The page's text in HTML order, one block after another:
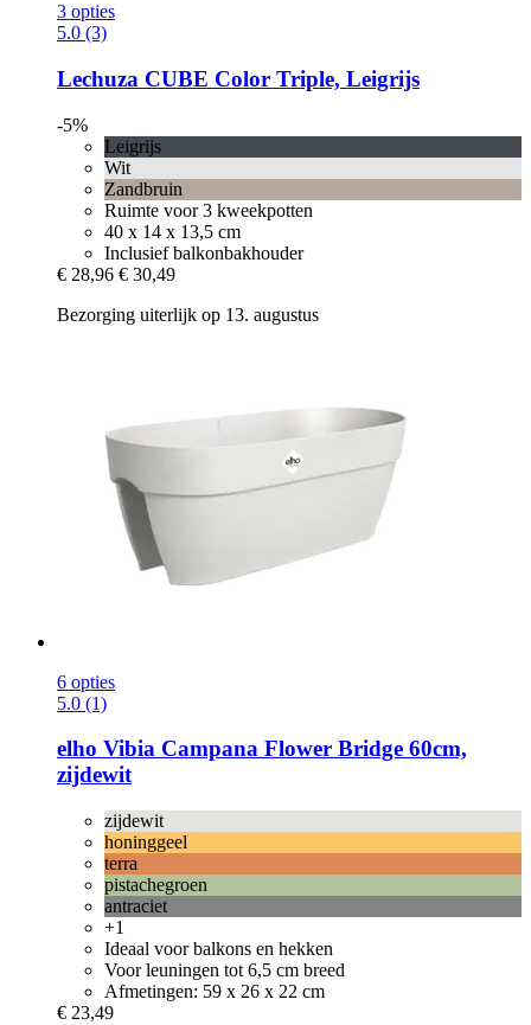
3 opties
5.0 (3)
Lechuza CUBE Color Triple, Leigrijs
-5%
Leigrijs
Wit
Zandbruin
Ruimte voor 3 kweekpotten
40 x 14 x 13,5 cm
Inclusief balkonbakhouder
€ 28,96 € 30,49
Bezorging uiterlijk op 13. augustus
6 opties
5.0 (1)
elho Vibia Campana Flower Bridge 60cm,
zijdewit
zijdewit
honinggeel
terra
pistachegroen
antraciet
+1
Ideaal voor balkons en hekken
Voor leuningen tot 6,5 cm breed
Afmetingen: 59 x 26 x 22 cm
€ 23,49